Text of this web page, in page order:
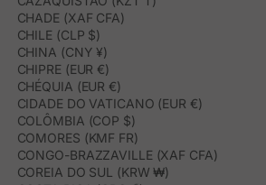
CHADE (XAF CFA)
CHILE (CLP $)
CHINA (CNY ¥)
CHIPRE (EUR €)
CHÉQUIA (EUR €)
CIDADE DO VATICANO (EUR €)
COLÔMBIA (COP $)
COMORES (KMF FR)
CONGO-BRAZZAVILLE (XAF CFA)
COREIA DO SUL (KRW ₩)